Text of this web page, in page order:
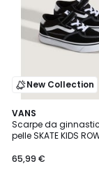
New Collection
VANS
Scarpe da
pelle SKATE KIDS
65,99 €
2
Colori